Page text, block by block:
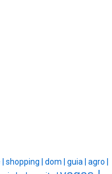
| shopping | dom | guia | agro |